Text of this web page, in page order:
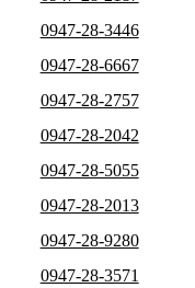
0947-28-3446
0947-28-6667
0947-28-2757
0947-28-2042
0947-28-5055
0947-28-2013
0947-28-9280
0947-28-3571